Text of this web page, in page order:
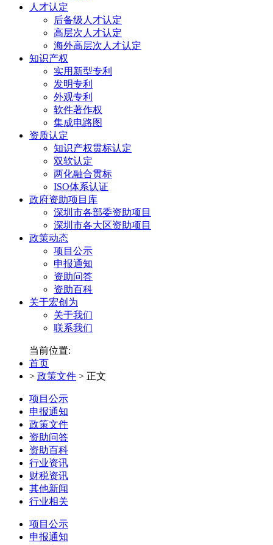
人才认定
后备级人才认定
高层次人才认定
海外高层次人才认定
知识产权
实用新型专利
发明专利
外观专利
软件著作权
集成电路图
资质认定
知识产权贯标认定
双软认定
两化融合贯标
ISO体系认证
政府资助项目库
深圳市各部委资助项目
深圳市各大区资助项目
政策动态
项目公示
申报通知
资助问答
资助百科
关于宏创为
关于我们
联系我们
当前位置:
首页
> 政策文件 > 正文
项目公示
申报通知
政策文件
资助问答
资助百科
行业资讯
财税资讯
其他新闻
行业相关
项目公示
申报通知